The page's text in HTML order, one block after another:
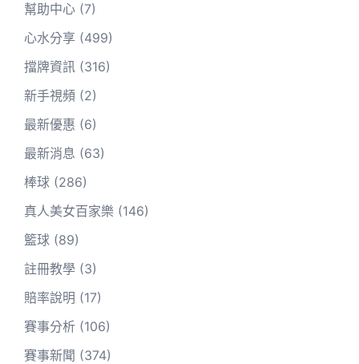
幫助中心 (7)
心水分享 (499)
擋牌資訊 (316)
新手視頻 (2)
最新優惠 (6)
最新消息 (63)
棒球 (286)
真人美女百家樂 (146)
籃球 (89)
註冊教學 (3)
賠率說明 (17)
賽事分析 (106)
賽事新聞 (374)